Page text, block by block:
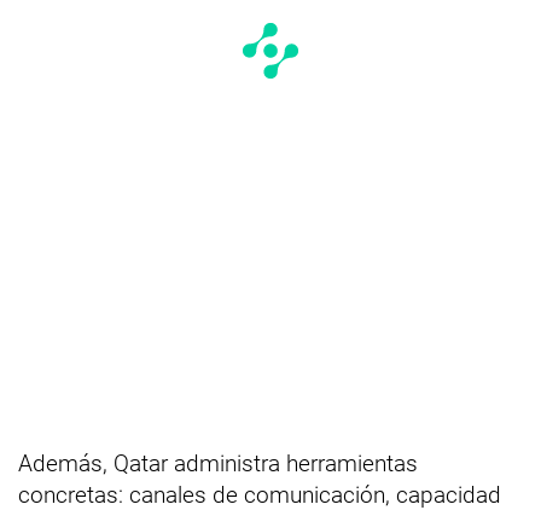
Además, Qatar administra herramientas
concretas: canales de comunicación, capacidad